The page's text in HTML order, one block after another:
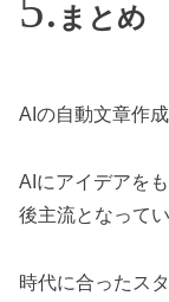
まとめ
AIの自動文章作
AIにアイデアを
後主流となって
時代に合ったス